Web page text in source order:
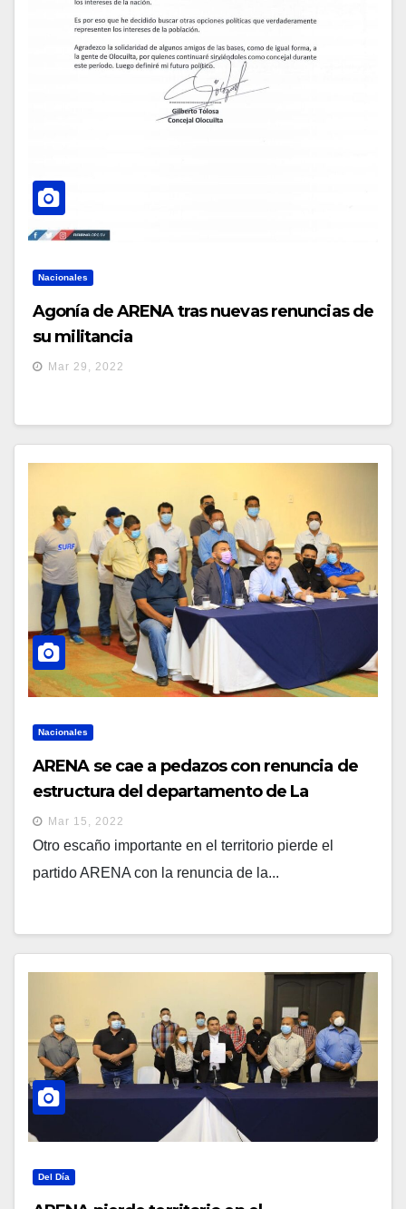
Nacionales
Agonía de ARENA tras nuevas renuncias de
su militancia
Mar 29, 2022
Nacionales
ARENA se cae a pedazos con renuncia de
estructura del departamento de La
Libertad
Mar 15, 2022
Otro escaño importante en el territorio pierde el
partido ARENA con la renuncia de la...
Del Día